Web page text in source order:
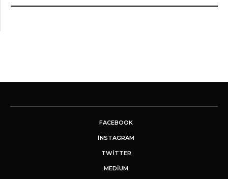
FACEBOOK
INSTAGRAM
TWITTER
MEDIUM